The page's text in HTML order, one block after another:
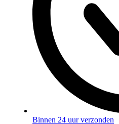
Binnen 24 uur verzonden